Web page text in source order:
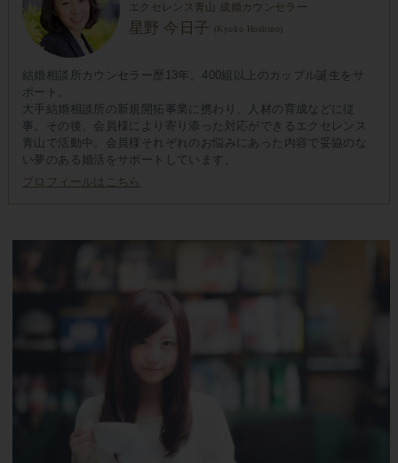
エクセレンス青山 成婚カウンセラー
星野 今日子 (Kyoko Hoshino)
結婚相談所カウンセラー歴13年。400組以上のカップル誕生をサ
ポート。
大手結婚相談所の新規開拓事業に携わり、人材の育成などに従
事。その後、会員様により寄り添った対応ができるエクセレンス
青山で活動中。会員様それぞれのお悩みにあった内容で妥協のな
い夢のある婚活をサポートしています。
プロフィールはこちら